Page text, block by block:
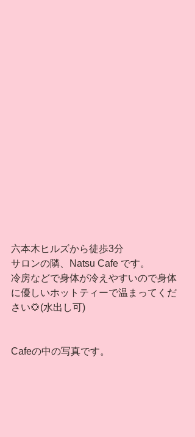
六本木ヒルズから徒歩3分
サロンの隣、Natsu Cafe です。
冷房などで身体が冷えやすいので身体
に優しいホットティーで温まってくだ
さい🌻(水出し可)
Cafeの中の写真です。